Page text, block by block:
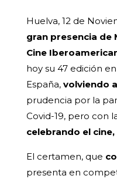
Huelva, 12 de
gran presencia de
Cine
hoy su 47 edición
España,volviendo
prudencia por la
Covid-19, pero con
celebrando el
El certamen, que
presenta en